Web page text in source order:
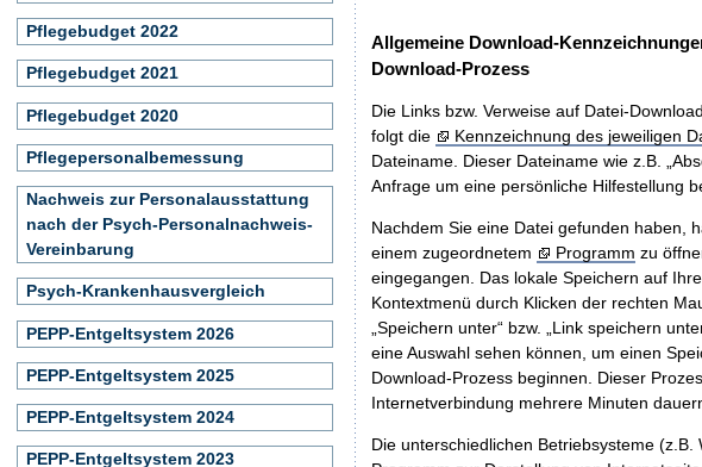
Allgemeine Download-
Download-Prozess
Die Links bzw. Verweise auf Datei-
folgt die
Kennzeichnung des jeweiligen
Dateiname. Dieser Dateiname wie z.B.
Anfrage um eine persönliche Hilfestellung
Nachdem Sie eine Datei gefunden haben,
einem zugeordnetem
Programm zu
eingegangen. Das lokale Speichern auf
Kontextmenü durch Klicken der rechten
„Speichern unter“ bzw. „Link speichern
eine Auswahl sehen können, um einen
Download-Prozess beginnen. Dieser
Internetverbindung mehrere Minuten
Die unterschiedlichen Betriebsysteme
Pflegebudget 2022
Pflegebudget 2021
Pflegebudget 2020
Pflegepersonalbemessung
Nachweis zur Personalausstattung
nach der Psych-Personalnachweis-
Vereinbarung
Psych-Krankenhausvergleich
PEPP-Entgeltsystem 2026
PEPP-Entgeltsystem 2025
PEPP-Entgeltsystem 2024
PEPP-Entgeltsystem 2023